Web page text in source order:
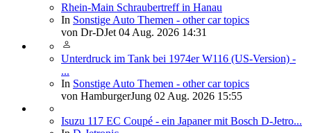
Rhein-Main Schraubertreff in Hanau
In Sonstige Auto Themen - other car topics
von Dr-DJet 04 Aug. 2026 14:31
Unterdruck im Tank bei 1974er W116 (US-Version) -
...
In Sonstige Auto Themen - other car topics
von HamburgerJung 02 Aug. 2026 15:55
Isuzu 117 EC Coupé - ein Japaner mit Bosch D-Jetro...